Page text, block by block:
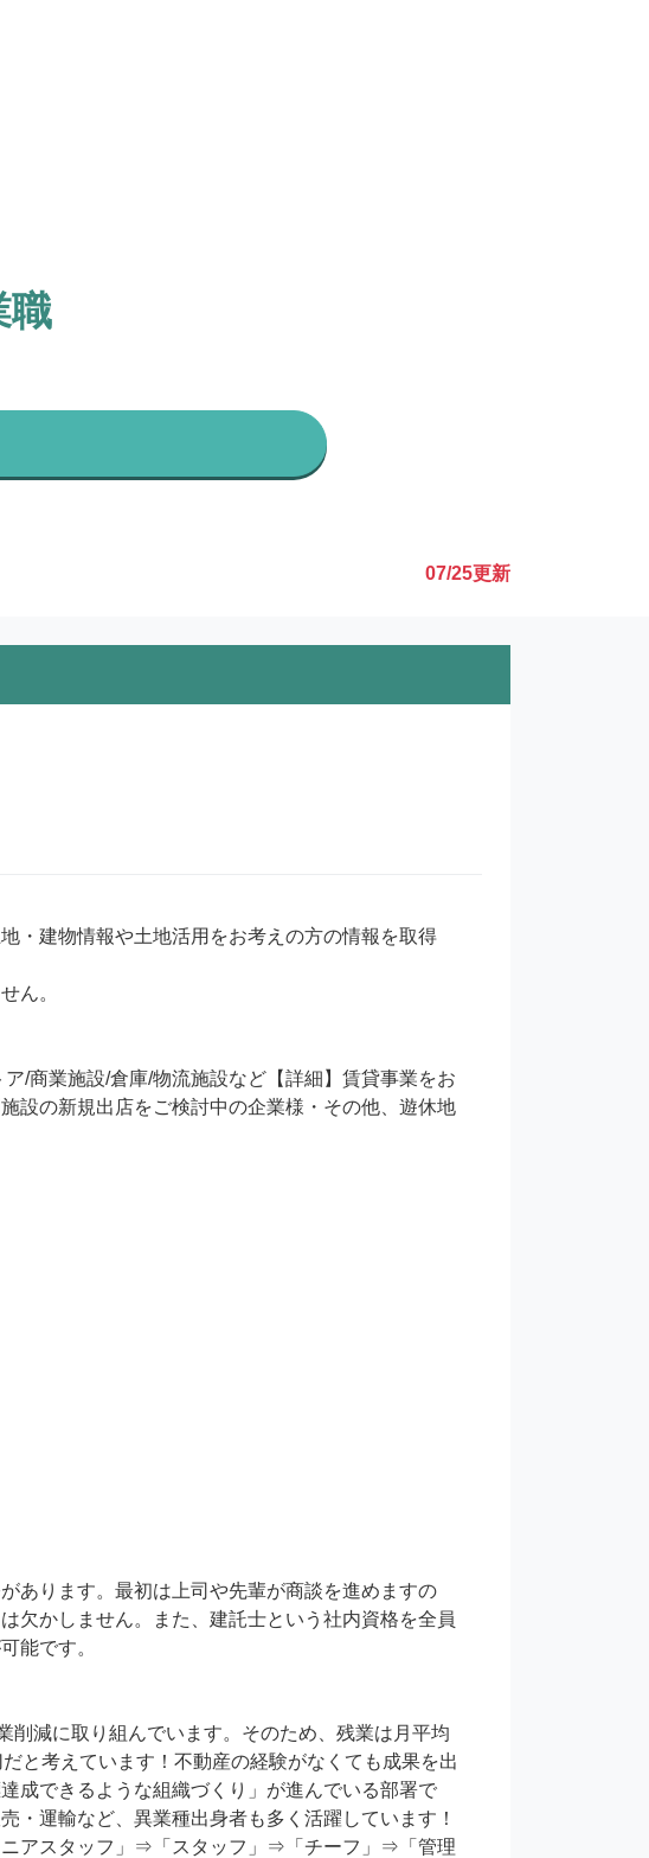
職
07/25更新
・建物情報や土地活用をお考えの方の情報を取得
ん。
/商業施設/倉庫/物流施設など【詳細】賃貸事業をお
設の新規出店をご検討中の企業様・その他、遊休地
あります。最初は上司や先輩が商談を進めますの
欠かしません。また、建託士という社内資格を全員
能です。
削減に取り組んでいます。そのため、残業は月平均
と考えています！不動産の経験がなくても成果を出
成できるような組織づくり」が進んでいる部署で
・運輸など、異業種出身者も多く活躍しています！
ニアスタッフ」⇒「スタッフ」⇒「チーフ」⇒「管理